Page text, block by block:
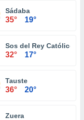
Sádaba
35° 19°
Sos del Rey Católico
32° 17°
Tauste
36° 20°
Zuera